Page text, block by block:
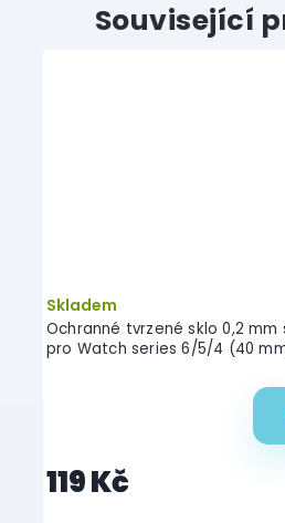
Související
Ochranné tvrzené sklo 0,2
pro Watch series 6/5/4 (40
Skladem
119 Kč